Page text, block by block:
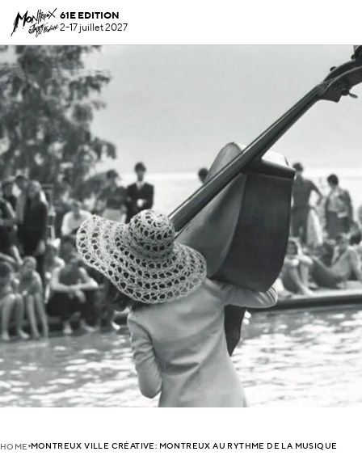
61E EDITION
2-17 juillet 2027
HOME MONTREUX VILLE CRÉATIVE: MONTREUX AU RYTHME DE LA MUSIQUE